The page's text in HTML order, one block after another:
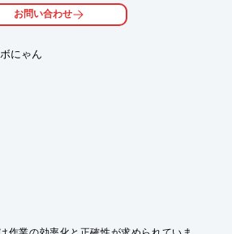
ステムへの組み込み
お問い合わせ
にゃん